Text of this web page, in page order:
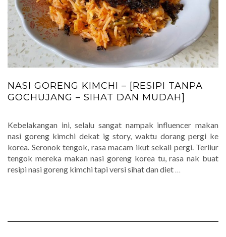
NASI GORENG KIMCHI – [RESIPI TANPA
GOCHUJANG – SIHAT DAN MUDAH]
Kebelakangan ini, selalu sangat nampak influencer makan
nasi goreng kimchi dekat ig story, waktu dorang pergi ke
korea. Seronok tengok, rasa macam ikut sekali pergi. Terliur
tengok mereka makan nasi goreng korea tu, rasa nak buat
resipi nasi goreng kimchi tapi versi sihat dan diet …